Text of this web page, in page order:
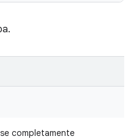
completamente